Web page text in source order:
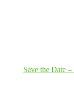
Save the Date